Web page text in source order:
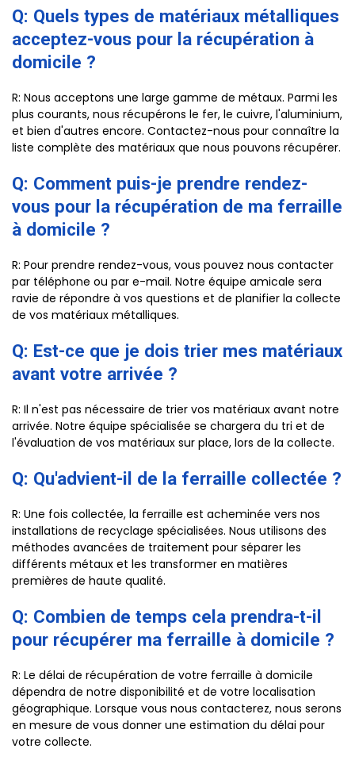
Q: Quels types de matériaux métalliques
acceptez-vous pour la récupération à
domicile ?
R: Nous acceptons une large gamme de métaux. Parmi les
plus courants, nous récupérons le fer, le cuivre, l'aluminium,
et bien d'autres encore. Contactez-nous pour connaître la
liste complète des matériaux que nous pouvons récupérer.
Q: Comment puis-je prendre rendez-
vous pour la récupération de ma ferraille
à domicile ?
R: Pour prendre rendez-vous, vous pouvez nous contacter
par téléphone ou par e-mail. Notre équipe amicale sera
ravie de répondre à vos questions et de planifier la collecte
de vos matériaux métalliques.
Q: Est-ce que je dois trier mes matériaux
avant votre arrivée ?
R: Il n'est pas nécessaire de trier vos matériaux avant notre
arrivée. Notre équipe spécialisée se chargera du tri et de
l'évaluation de vos matériaux sur place, lors de la collecte.
Q: Qu'advient-il de la ferraille collectée ?
R: Une fois collectée, la ferraille est acheminée vers nos
installations de recyclage spécialisées. Nous utilisons des
méthodes avancées de traitement pour séparer les
différents métaux et les transformer en matières
premières de haute qualité.
Q: Combien de temps cela prendra-t-il
pour récupérer ma ferraille à domicile ?
R: Le délai de récupération de votre ferraille à domicile
dépendra de notre disponibilité et de votre localisation
géographique. Lorsque vous nous contacterez, nous serons
en mesure de vous donner une estimation du délai pour
votre collecte.